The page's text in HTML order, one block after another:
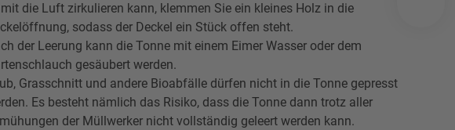
die Luft zirkulieren kann, klemmen Sie ein kleines Holz in die
sodass der Deckel ein Stück offen steht.
der Leerung kann die Tonne mit einem Eimer Wasser oder dem
gesäubert werden.
Grasschnitt und andere Bioabfälle dürfen nicht in die Tonne gepresst
Es besteht nämlich das Risiko, dass die Tonne dann trotz aller
der Müllwerker nicht vollständig geleert werden kann.